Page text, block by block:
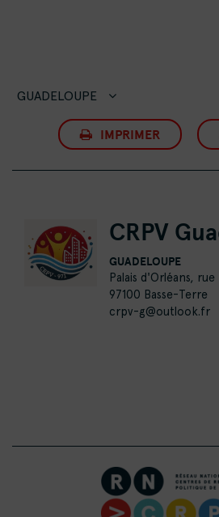
GUADELOUPE
IMPRIMER
CRPV
GUADELOUPE
Palais d'Orléans,
97100 Basse-Terre
crpv-g@outlook.fr